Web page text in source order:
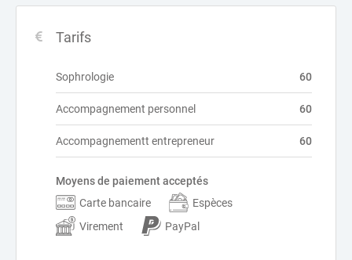
Tarifs
Sophrologie 60
Accompagnement personnel 60
Accompagnementt entrepreneur 60
Moyens de paiement acceptés
Carte bancaire
Espèces
Virement
PayPal